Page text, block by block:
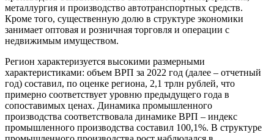
металлургия и производство автотранспортных средств.
Кроме того, существенную долю в структуре экономики
занимает оптовая и розничная торговля и операции с
недвижимым имуществом.
Регион характеризуется высокими размерными
характеристиками: объем ВРП за 2022 год (далее – отчетный
год) составил, по оценке региона, 2,1 трлн рублей, что
примерно соответствует уровню предыдущего года в
сопоставимых ценах. Динамика промышленного
производства соответствовала динамике ВРП – индекс
промышленного производства составил 100,1%. В структуре